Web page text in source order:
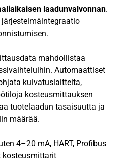
laadunvalvonnan.
mahdollistaa
Automaattiset
kuivatuslaitteita,
kosteusmittauksen
tuotelaadun tasaisuutta ja
määrää.
4–20 mA, HART, Profibus
kosteusmittarit